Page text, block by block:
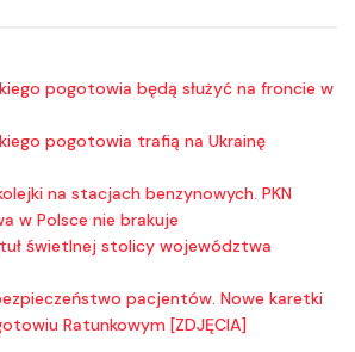
pogotowia będą służyć na froncie w
pogotowia trafią na Ukrainę
na stacjach benzynowych. PKN
w Polsce nie brakuje
świetlnej stolicy województwa
pacjentów. Nowe karetki
Ratunkowym [ZDJĘCIA]